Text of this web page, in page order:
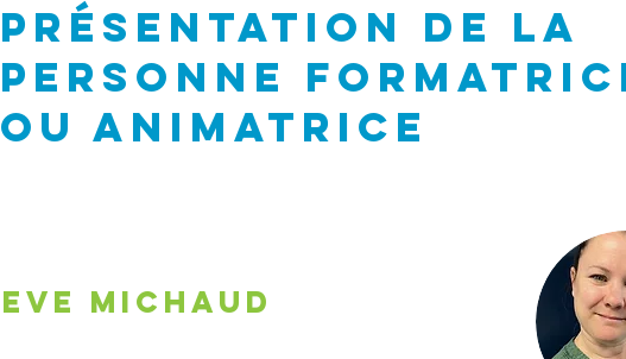
PRÉSENTATION DE la
personne
ou animatrice
Eve Michaud